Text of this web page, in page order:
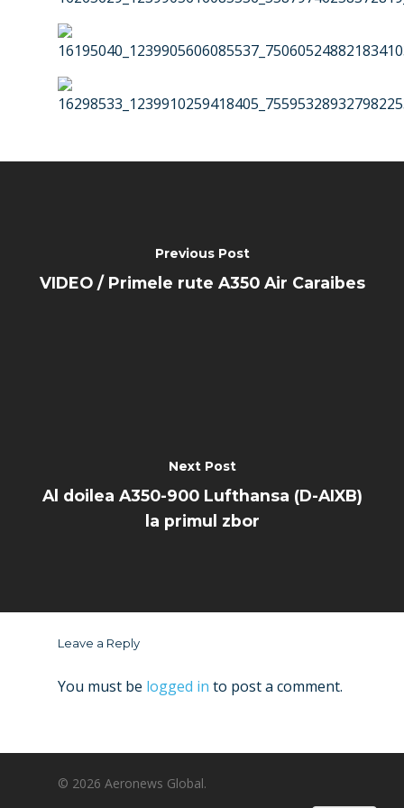
Previous Post
VIDEO / Primele rute A350 Air Caraibes
Next Post
Al doilea A350-900 Lufthansa (D-AIXB)
la primul zbor
Leave a Reply
You must be logged in to post a comment.
© 2026 Aeronews Global.